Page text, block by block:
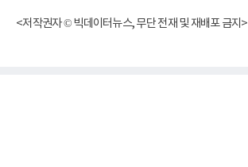
<저작권자 © 빅데이터뉴스, 무단 전재 및 재배포 금지>